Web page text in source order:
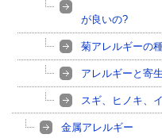
が良いの?
菊アレルギーの
アレルギーと寄
スギ、ヒノキ、
金属アレルギー